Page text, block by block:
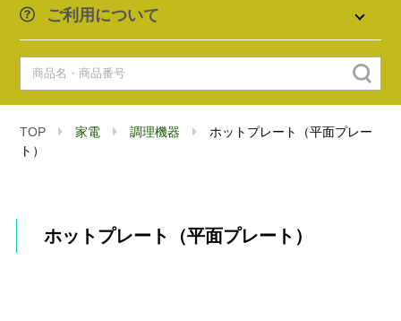
ご利用について
TOP 家電 調理機器
ホットプレート（平面プレー
ト）
ホットプレート（平面プレート）